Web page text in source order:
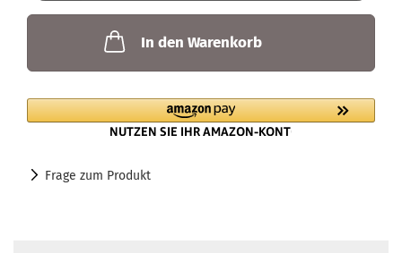
In den Warenkorb
Frage zum Produkt